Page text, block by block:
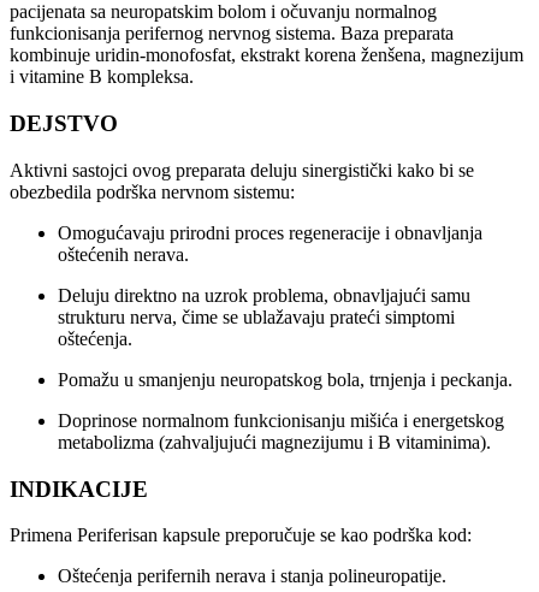
pacijenata sa neuropatskim bolom i očuvanju normalnog
funkcionisanja perifernog nervnog sistema. Baza preparata
kombinuje uridin-monofosfat, ekstrakt korena ženšena, magnezijum
i vitamine B kompleksa.
DEJSTVO
Aktivni sastojci ovog preparata deluju sinergistički kako bi se
obezbedila podrška nervnom sistemu:
Omogućavaju prirodni proces regeneracije i obnavljanja
oštećenih nerava.
Deluju direktno na uzrok problema, obnavljajući samu
strukturu nerva, čime se ublažavaju prateći simptomi
oštećenja.
Pomažu u smanjenju neuropatskog bola, trnjenja i peckanja.
Doprinose normalnom funkcionisanju mišića i energetskog
metabolizma (zahvaljujući magnezijumu i B vitaminima).
INDIKACIJE
Primena Periferisan kapsule preporučuje se kao podrška kod:
Oštećenja perifernih nerava i stanja polineuropatije.